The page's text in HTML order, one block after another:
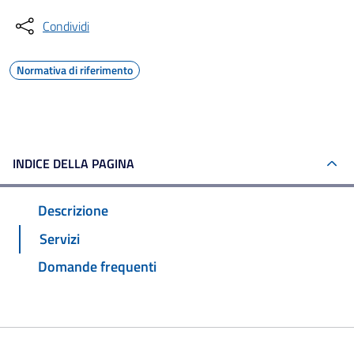
Condividi
Normativa di riferimento
INDICE DELLA PAGINA
Descrizione
Servizi
Domande frequenti